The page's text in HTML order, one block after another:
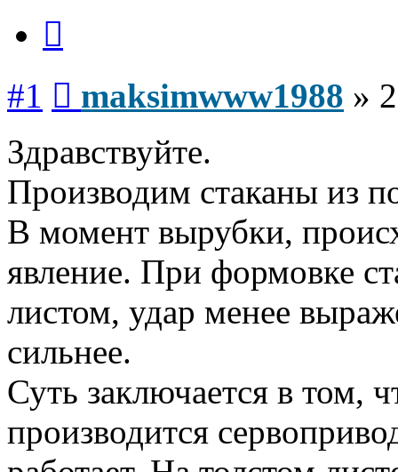
#1 maksimwww1988 »
Здравствуйте.
Производим стаканы из
В момент вырубки,
явление. При формовке
листом, удар менее
сильнее.
Суть заключается в том,
производится